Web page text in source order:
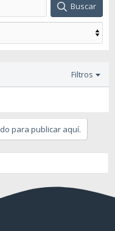
Buscar
Filtros
para publicar aquí.